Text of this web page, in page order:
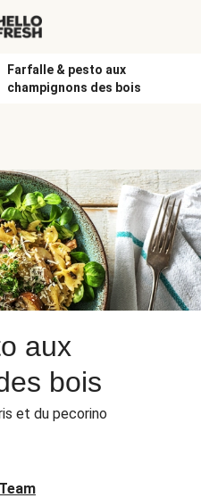
Farfalle & pesto aux
champignons des bois
aux
bois
et du pecorino